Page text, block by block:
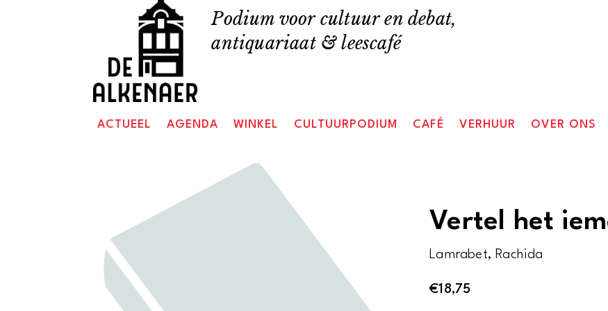
Podium voor cultuur en debat,
antiquariaat & leescafé
ACTUEEL AGENDA WINKEL CULTUURPODIUM CAFÉ VERHUUR OVER ONS
Vertel het
Lamrabet, Rachida
€18,75